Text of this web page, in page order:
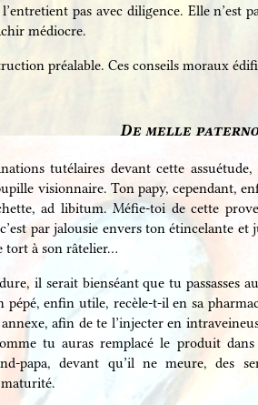
pas avec diligence. Elle n’est
médiocre.
préalable. Ces conseils moraux
De melle paterno
tutélaires devant cette
visionnaire. Ton papy, cependant,
ad libitum. Méfie-toi de cette
par jalousie envers ton étincelante
tort à son râtelier…
il serait bienséant que tu passasses
pépé, enfin utile, recèle-t-il en sa
afin de te l’injecter en
tu auras remplacé le produit
papa, devant qu’il ne meure,
maturité.